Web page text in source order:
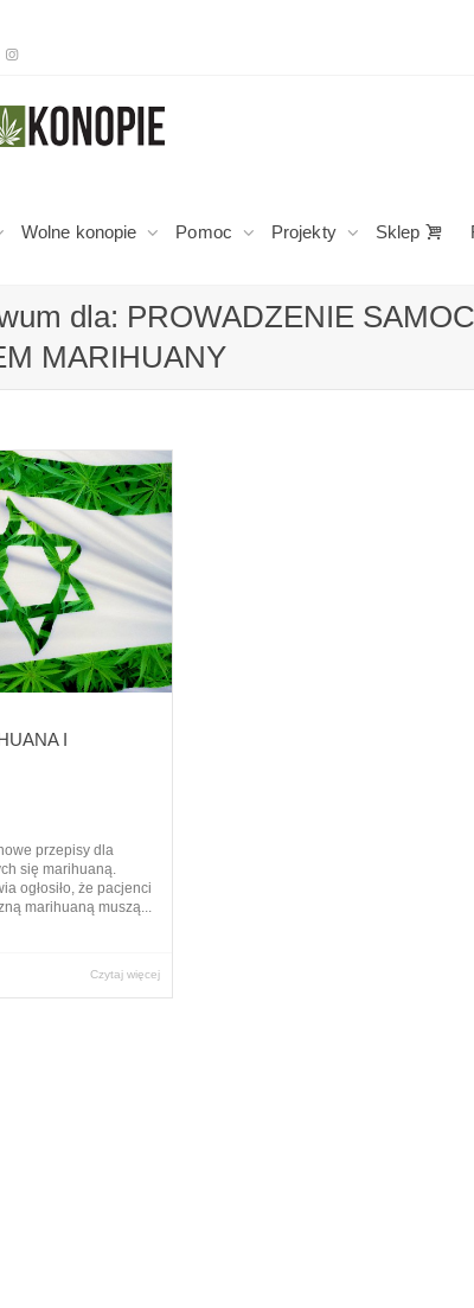
Wolne konopie Pomoc Projekty Sklep
dla: PROWADZENIE
MARIHUANY
I
przepisy dla
się marihuaną.
ogłosiło, że pacjenci
marihuaną muszą...
Czytaj więcej